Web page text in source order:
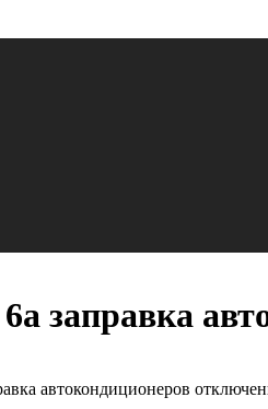
заправка
автокондиционеров